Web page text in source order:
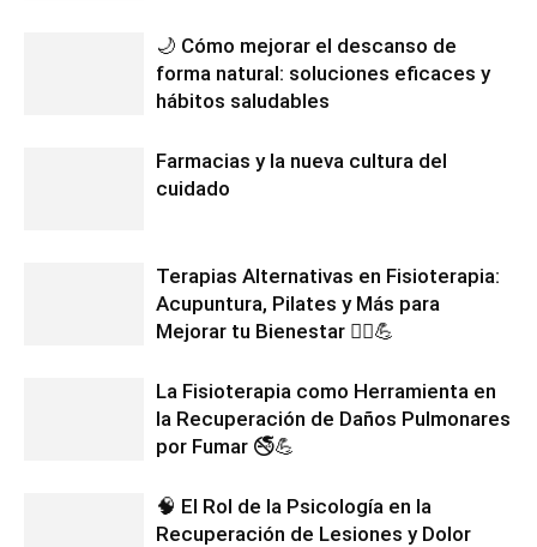
🌙 Cómo mejorar el descanso de
forma natural: soluciones eficaces y
hábitos saludables
Farmacias y la nueva cultura del
cuidado
Terapias Alternativas en Fisioterapia:
Acupuntura, Pilates y Más para
Mejorar tu Bienestar 💆‍♂️💪
La Fisioterapia como Herramienta en
la Recuperación de Daños Pulmonares
por Fumar 🚭💪
🧠 El Rol de la Psicología en la
Recuperación de Lesiones y Dolor